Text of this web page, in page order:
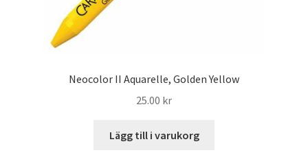
Neocolor II Aquarelle, Golden Yellow
25.00 kr
Lägg till i varukorg